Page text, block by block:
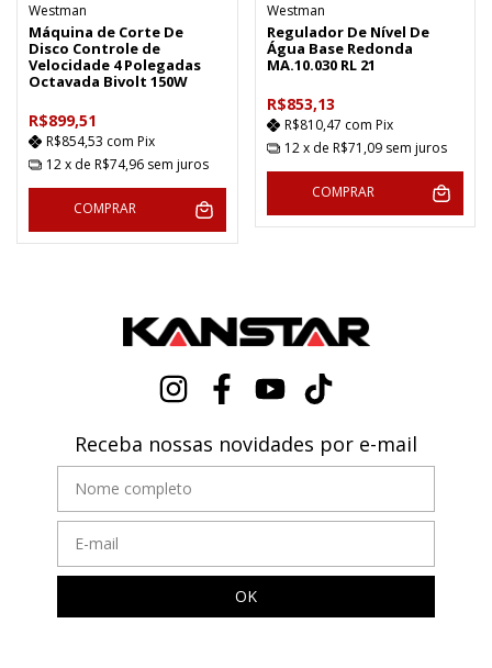
Westman
Máquina de Corte De
Disco Controle de
Velocidade 4 Polegadas
Octavada Bivolt 150W
R$899,51
R$854,53 com Pix
12x de R$74,96 sem juros
COMPRAR
Westman
Regulador De Nível De
Água Base Redonda
MA.10.030 RL 21
R$853,13
R$810,47 com Pix
12 x de R$71,09 sem juros
COMPRAR
Receba nossas novidades por e-mail